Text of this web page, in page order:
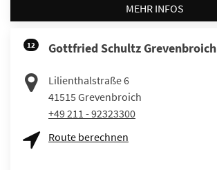
MEHR INFOS
12 Gottfried Schultz Grevenbroich
Lilienthalstraße 6
41515 Grevenbroich
+49 211 - 92323300
Route berechnen